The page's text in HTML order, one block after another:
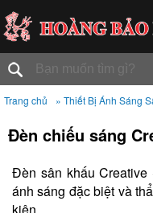
Trang chủ » Thiết Bị Ánh Sáng
Đèn chiếu sáng
Đèn sân khấu
ánh sáng đặc biệt và